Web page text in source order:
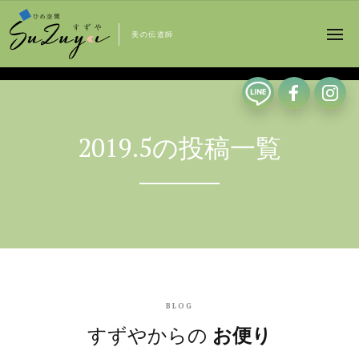
美の伝道師
2019.5の投稿一覧
BLOG
すずやからの お便り